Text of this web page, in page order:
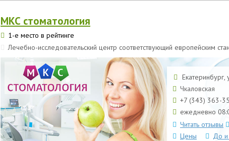
МКС стоматология
1-е место в рейтинге
Лечебно-исследовательский центр соответствующий европейским
Екатеринбург,
Чкаловская
+7 (343) 363-
ежедневно
Читать отзывы
Цены
До и